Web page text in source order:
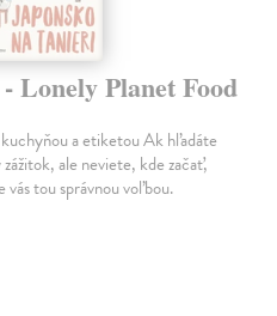
Lonely Planet Food
a etiketou Ak hľadáte
ale neviete, kde začať,
vás tou správnou voľbou.